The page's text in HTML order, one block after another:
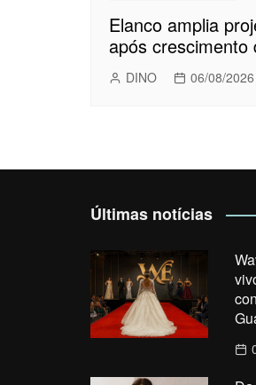
Elanco amplia
após crescimento
DINO 06/08/2026
Últimas notícias